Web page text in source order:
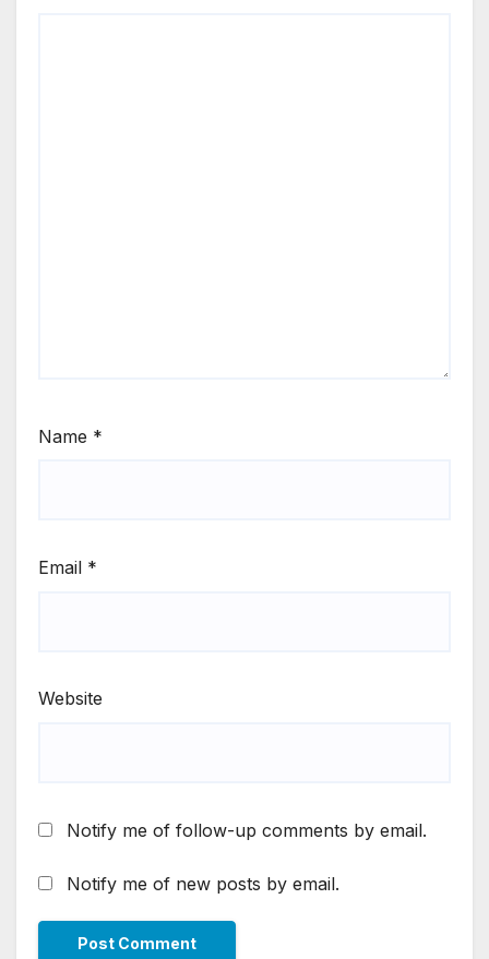
Name *
Email *
Website
Notify me of follow-up comments by email.
Notify me of new posts by email.